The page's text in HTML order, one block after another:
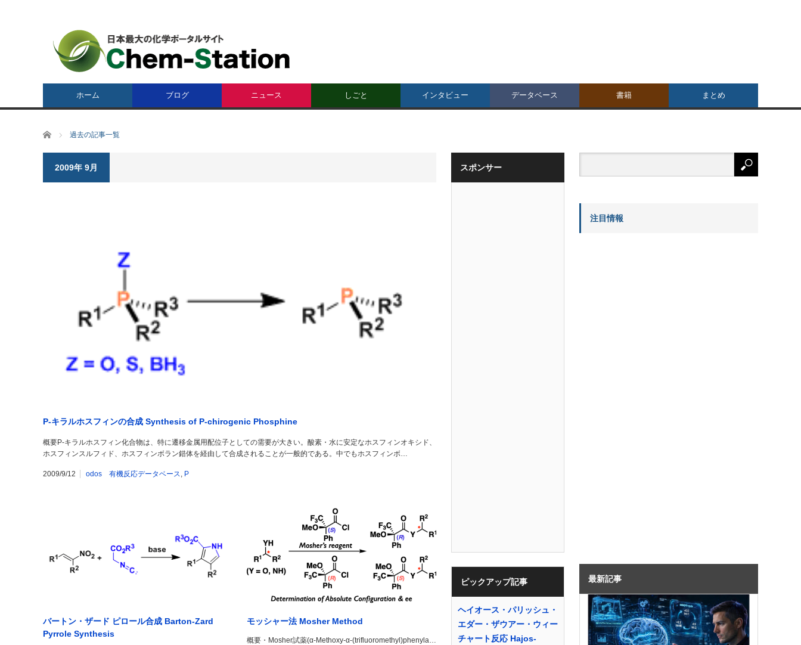
ホーム ブログ ニュース しごと インタビュー データベース 書籍 まとめ
ホーム 過去の記事一覧
2009年 9月
P-キラルホスフィンの合成 Synthesis of P-chirogenic Phosphine
概要P-キラルホスフィン化合物は、特に遷移金属用配位子としての需要が大きい。酸素・水に安定なホスフィンオキシド、
ホスフィンスルフィド、ホスフィンボラン錯体を経由して合成されることが一般的である。中でもホスフィンボ…
2009/9/12 odos 有機反応データベース, P
バートン・ザード ピロール合成 Barton-Zard
Pyrrole Synthesis
モッシャー法 Mosher Method
概要・Mosher試薬(α-Methoxy-α-(trifluoromethyl)phenyla…
スポンサー
ピックアップ記事
ヘイオース・パリッシュ・
エダー・ザウアー・ウィー
チャート反応 Hajos-
注目情報
最新記事